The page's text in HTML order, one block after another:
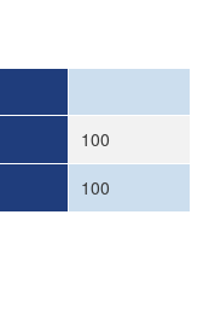
100
100